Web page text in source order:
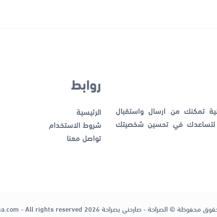
تمكنك من ارسال واستقبال
لتساعدك في تحسين شخصيتك
روابط
الرئيسية
شروط الاستخدام
تواصل معنا
محفوظة © الصراحة - صارحني بصراحة 2026 - All rights reserved